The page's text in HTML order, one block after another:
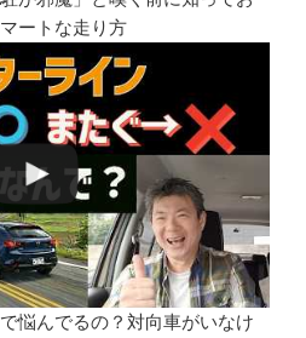
ートな走り方
悩んでるの？対向車がいなけ